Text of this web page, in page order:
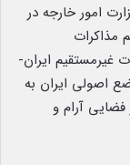
امور خارجه در
مذاکرات
غیرمستقیم ایران-
اصولی ایران به‌
آرام و